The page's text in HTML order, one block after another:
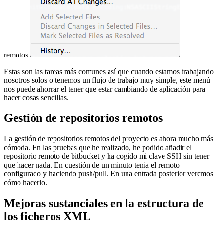
remotos.
Estas son las tareas más comunes así que cuando estamos trabajando
nosotros solos o tenemos un flujo de trabajo muy simple, este menú
nos puede ahorrar el tener que estar cambiando de aplicación para
hacer cosas sencillas.
Gestión de repositorios remotos
La gestión de repositorios remotos del proyecto es ahora mucho más
cómoda. En las pruebas que he realizado, he podido añadir el
repositorio remoto de bitbucket y ha cogido mi clave SSH sin tener
que hacer nada. En cuestión de un minuto tenía el remoto
configurado y haciendo push/pull. En una entrada posterior veremos
cómo hacerlo.
Mejoras sustanciales en la estructura de
los ficheros XML